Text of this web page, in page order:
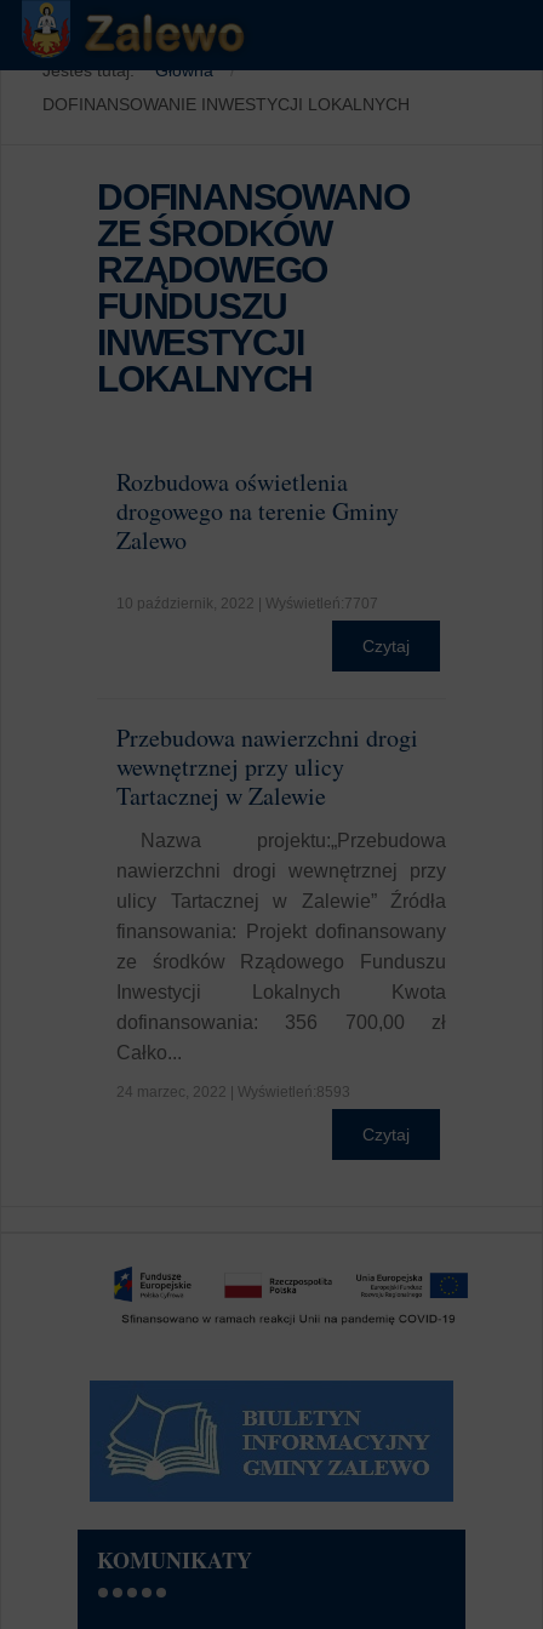
Jesteś tutaj: Główna
DOFINANSOWANIE INWESTYCJI LOKALNYCH
DOFINANSOWANO
ZE ŚRODKÓW
RZĄDOWEGO
FUNDUSZU
INWESTYCJI
LOKALNYCH
Rozbudowa oświetlenia
drogowego na terenie Gminy
Zalewo
10 październik, 2022 | Wyświetleń:7707
Czytaj
Przebudowa nawierzchni drogi
wewnętrznej przy ulicy
Tartacznej w Zalewie
Nazwa projektu:„Przebudowa
nawierzchni drogi wewnętrznej przy
ulicy Tartacznej w Zalewie” Źródła
finansowania: Projekt dofinansowany
ze środków Rządowego Funduszu
Inwestycji Lokalnych Kwota
dofinansowania: 356 700,00 zł
Całko...
24 marzec, 2022 | Wyświetleń:8593
Czytaj
KOMUNIKATY